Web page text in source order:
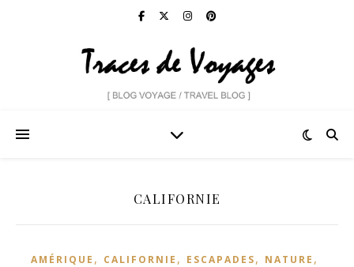
CALIFORNIE
AMÉRIQUE , CALIFORNIE , ESCAPADES, NATURE ,